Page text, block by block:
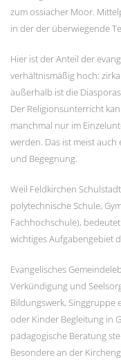
zum ossiacher Moor.
in der der überwiegende
Hier ist der Anteil der
verhältnismäßig hoch:
außerhalb ist die
Der Religionsunterricht
manchmal nur im
werden. Das ist meist
und Begegnung.
Weil Feldkirchen
polytechnische Schule,
Fachhochschule),
wichtiges Aufgabengebiet
Evangelisches
Verkündigung und
Bildungswerk, Singgruppe
oder Kinder Begleitung in
pädagogische Beratung
Besondere an der